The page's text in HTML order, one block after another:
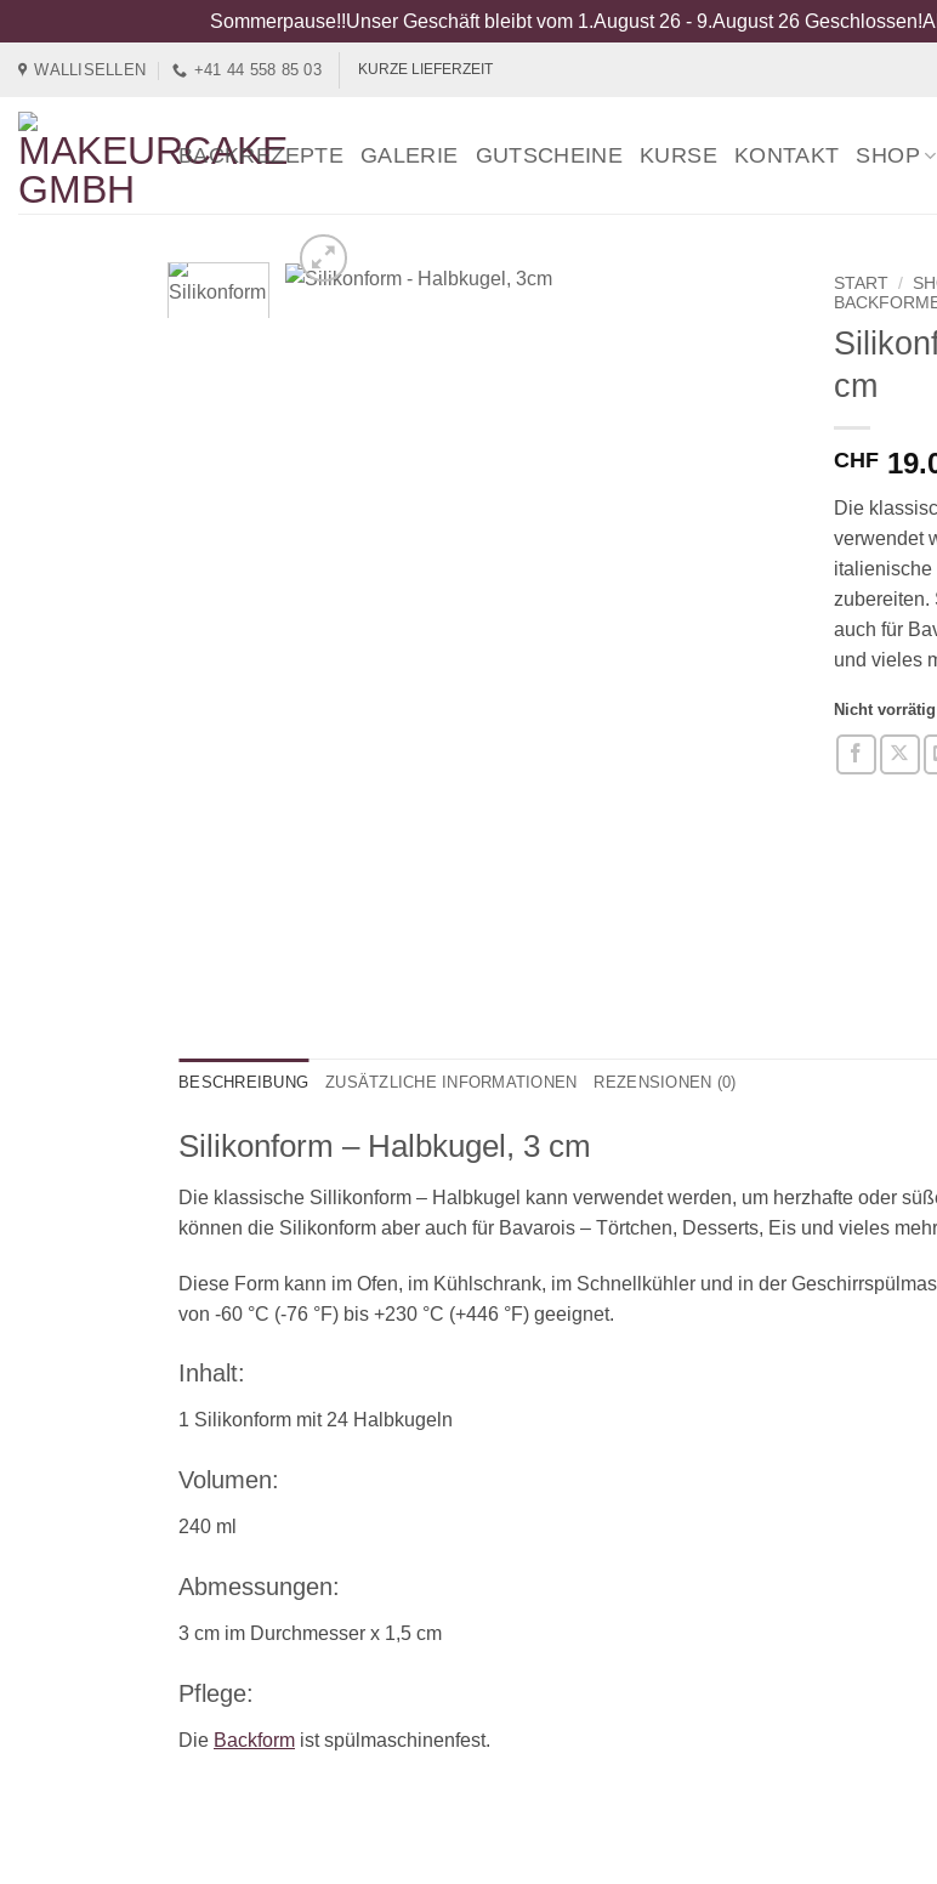
Sommerpause!!Unser Geschäft bleibt vom 1.August 26 - 9.August 26
springen
WALLISELLEN +41 44 558 85 03 KURZE LIEFERZEIT
BACKREZEPTE GALERIE GUTSCHEINE KURSE KONTAKT SHOP
START /
cm
CHF
Die
verwendet
italienische
zubereiten.
auch für
und vieles
Nicht vorrätig
BESCHREIBUNG ZUSÄTZLICHE INFORMATIONEN REZENSIONEN (0)
Silikonform – Halbkugel, 3 cm
Die klassische Sillikonform – Halbkugel kann verwendet werden, um herzhafte oder
können die Silikonform aber auch für Bavarois – Törtchen, Desserts, Eis und vieles
Diese Form kann im Ofen, im Kühlschrank, im Schnellkühler und in der
von -60 °C (-76 °F) bis +230 °C (+446 °F) geeignet.
Inhalt:
1 Silikonform mit 24 Halbkugeln
Volumen:
240 ml
Abmessungen:
3 cm im Durchmesser x 1,5 cm
Pflege:
Die Backform ist spülmaschinenfest.